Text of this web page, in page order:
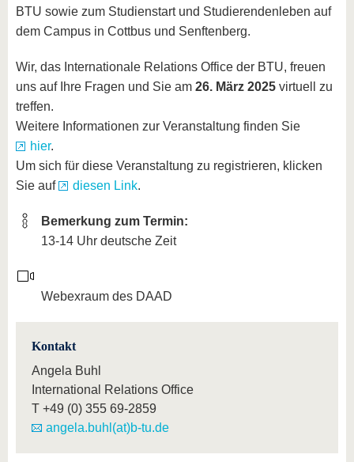
BTU sowie zum Studienstart und Studierendenleben auf
dem Campus in Cottbus und Senftenberg.
Wir, das Internationale Relations Office der BTU, freuen
uns auf Ihre Fragen und Sie am 26. März 2025 virtuell zu
treffen.
Weitere Informationen zur Veranstaltung finden Sie
hier.
Um sich für diese Veranstaltung zu registrieren, klicken
Sie auf
diesen Link.
Bemerkung zum Termin:
13-14 Uhr deutsche Zeit
Webexraum des DAAD
Kontakt
Angela Buhl
International Relations Office
T +49 (0) 355 69-2859
angela.buhl(at)b-tu.de